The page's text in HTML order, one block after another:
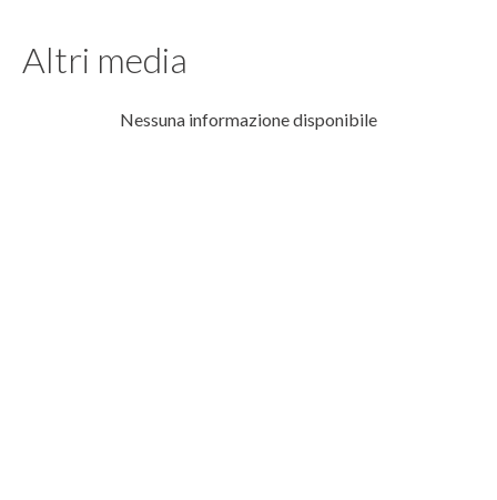
Altri media
Nessuna informazione disponibile